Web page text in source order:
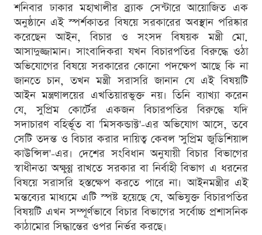
শনিবার ঢাকার মহাখালীর ব্র্যাক সেন্টারে আয়োজিত এক
অনুষ্ঠানে এই স্পর্শকাতর বিষয়ে সরকারের অবস্থান পরিষ্কার
করেছেন আইন, বিচার ও সংসদ বিষয়ক মন্ত্রী মো.
আসাদুজ্জামান। সাংবাদিকরা যখন বিচারপতির বিরুদ্ধে ওঠা
অভিযোগের বিষয়ে সরকারের কোনো পদক্ষেপ আছে কি না
জানতে চান, তখন মন্ত্রী সরাসরি জানান যে এই বিষয়টি
আইন মন্ত্রণালয়ের এখতিয়ারভুক্ত নয়। তিনি ব্যাখ্যা করেন
যে, সুপ্রিম কোর্টের একজন বিচারপতির বিরুদ্ধে যদি
সদাচারণ বহির্ভূত বা 'মিসকন্ডাক্ট'-এর অভিযোগ আসে, তবে
সেটি তদন্ত ও বিচার করার দায়িত্ব কেবল 'সুপ্রিম জুডিশিয়াল
কাউন্সিল'-এর। দেশের সংবিধান অনুযায়ী বিচার বিভাগের
স্বাধীনতা অক্ষুণ্ণ রাখতে সরকার বা নির্বাহী বিভাগ এ ধরনের
বিষয়ে সরাসরি হস্তক্ষেপ করতে পারে না। আইনমন্ত্রীর এই
মন্তব্যের মাধ্যমে এটি স্পষ্ট হয়েছে যে, অভিযুক্ত বিচারপতির
বিষয়টি এখন সম্পূর্ণভাবে বিচার বিভাগের সর্বোচ্চ প্রশাসনিক
কাঠামোর সিদ্ধান্তের ওপর নির্ভর করছে।